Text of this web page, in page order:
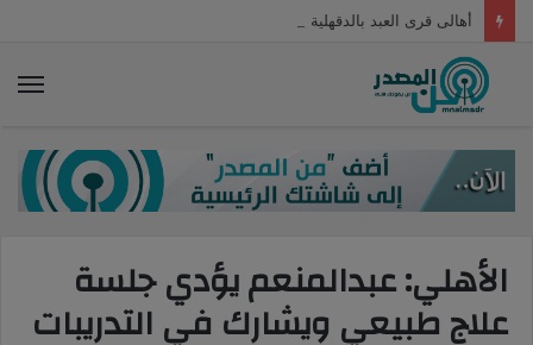
الأهلي: عبدالمنعم يؤدي جلسة
علاج طبيعي ويشارك في التدريبات